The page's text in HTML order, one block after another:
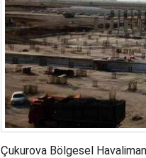
Çukurova Bölgesel